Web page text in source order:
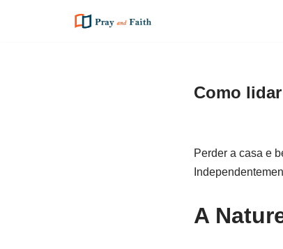
Como
Perder a casa e
A